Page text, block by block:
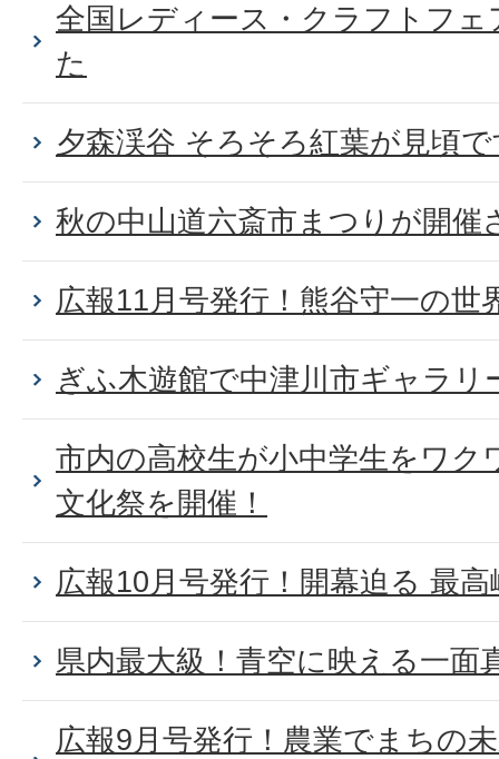
全国レディース・クラフトフ
た
夕森渓谷 そろそろ紅葉が見頃
秋の中山道六斎市まつりが開催
広報11月号発行！熊谷守一の世
ぎふ木遊館で中津川市ギャラリ
市内の高校生が小中学生をワ
文化祭を開催！
広報10月号発行！開幕迫る 最
県内最大級！青空に映える一面
広報9月号発行！農業でまちの